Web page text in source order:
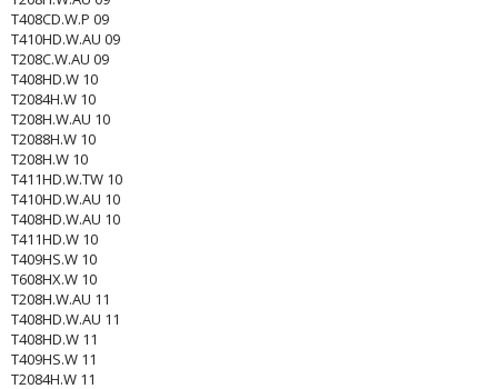
T408CD.W.P 09
T410HD.W.AU 09
T208C.W.AU 09
T408HD.W 10
T2084H.W 10
T208H.W.AU 10
T2088H.W 10
T208H.W 10
T411HD.W.TW 10
T410HD.W.AU 10
T408HD.W.AU 10
T411HD.W 10
T409HS.W 10
T608HX.W 10
T208H.W.AU 11
T408HD.W.AU 11
T408HD.W 11
T409HS.W 11
T2084H.W 11